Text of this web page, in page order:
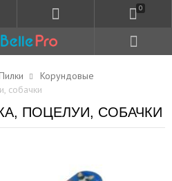
0
Корундовые
собачки
ПОЦЕЛУИ, СОБАЧКИ